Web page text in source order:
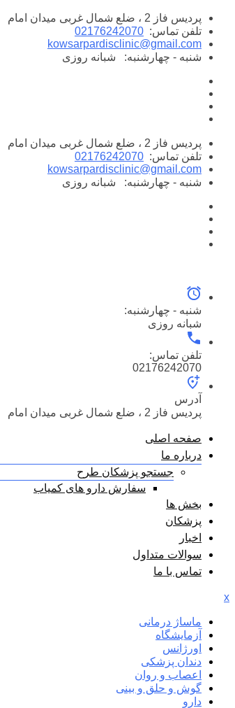
پرش
محتوا
پردیس فاز 2 ، ضلع شمال غربی میدان امام
تلفن تماس: 02176242070
kowsarpardisclinic@gmail.com
شنبه - چهارشنبه:
شبانه روزی
پردیس فاز 2 ، ضلع شمال غربی میدان امام
تلفن تماس: 02176242070
kowsarpardisclinic@gmail.com
شنبه - چهارشنبه:
شبانه روزی
شنبه - چهارشنبه:
شبانه روزی
تلفن تماس:
02176242070
آدرس
پردیس فاز 2 ، ضلع شمال غربی میدان امام
صفحه اصلی
درباره ما
جستجو پزشکان طرح
سفارش دارو های کمیاب
بخش ها
پزشکان
اخبار
سوالات متداول
تماس با ما
x
ماساژ درمانی
آزمایشگاه
اورژانس
دندان پزشکی
اعصاب و روان
گوش و حلق و بینی
دارو